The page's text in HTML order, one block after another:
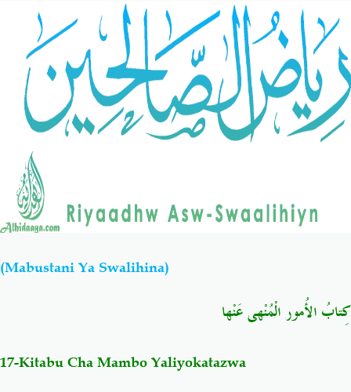
Salaf Wa Ummah Firaq-Makundi
Fiqh-Ibaadah Duaa-Adhkaar
Fataawa Za Ulamaa Kauli Za Salaf
Akhlaaq-Aadaab
Familia-Jamii Maswali-Majibu
Chemsha Bongo
(Mabustani Ya Swalihina)
كِتابُ الأُمور الْمُنْهى عَنْها
17-Kitabu Cha Mambo Yaliyokatazwa